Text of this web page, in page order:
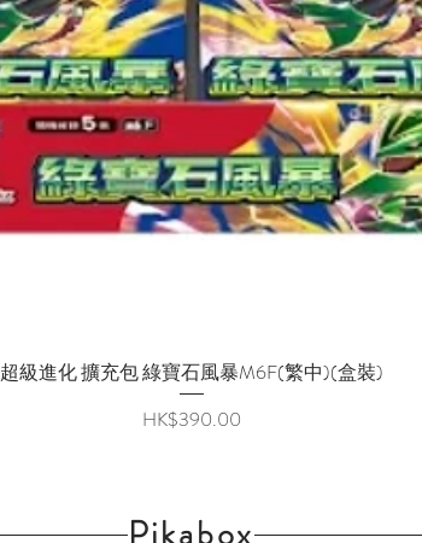
快速瀏覽
超級進化 擴充包 綠寶石風暴M6F(繁中)(盒裝)
價格
HK$390.00